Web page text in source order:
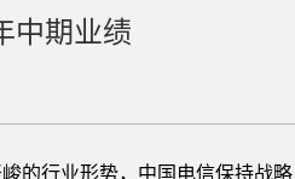
中期业绩
的行业形势，中国电信保持战略